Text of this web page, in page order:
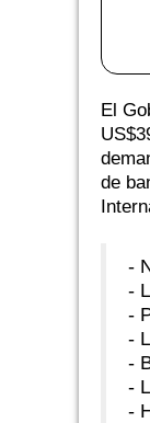
El
de
-
-
-
-
-
-
-